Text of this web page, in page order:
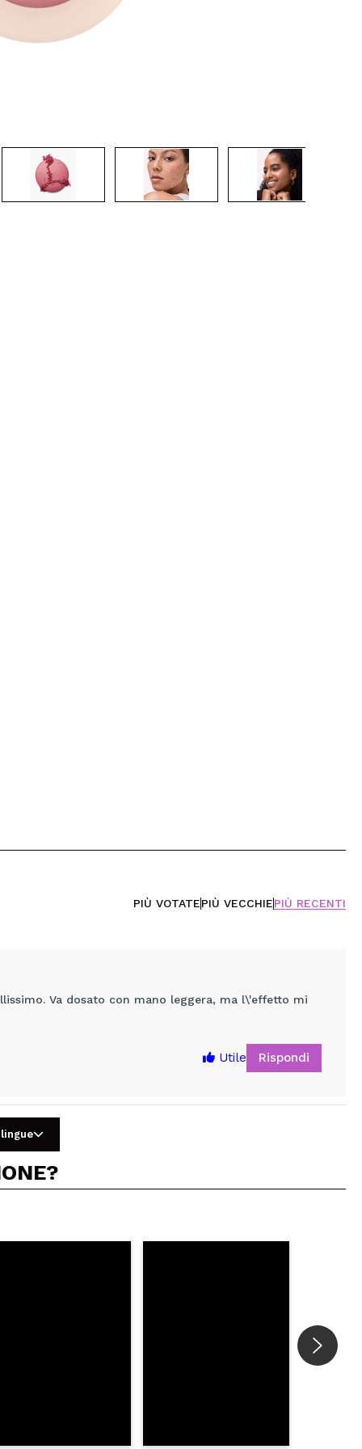
CREARE UN ACCOUNT
PIÙ VOTATEPIÙ VECCHIEPIÙ RECENTI
Va dosato con mano leggera, ma l\'effetto mi
Utile Rispondi